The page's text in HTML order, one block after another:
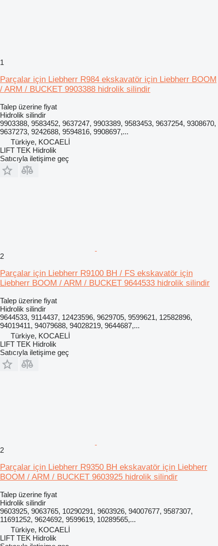
1
Parçalar için Liebherr R984 ekskavatör için Liebherr BOOM
/ ARM / BUCKET 9903388 hidrolik silindir
Talep üzerine fiyat
Hidrolik silindir
9903388, 9583452, 9637247, 9903389, 9583453, 9637254, 9308670,
9637273, 9242688, 9594816, 9908697,...
Türkiye, KOCAELİ
LIFT TEK Hidrolik
Satıcıyla iletişime geç
2
Parçalar için Liebherr R9100 BH / FS ekskavatör için
Liebherr BOOM / ARM / BUCKET 9644533 hidrolik silindir
Talep üzerine fiyat
Hidrolik silindir
9644533, 9114437, 12423596, 9629705, 9599621, 12582896,
94019411, 94079688, 94028219, 9644687,...
Türkiye, KOCAELİ
LIFT TEK Hidrolik
Satıcıyla iletişime geç
2
Parçalar için Liebherr R9350 BH ekskavatör için Liebherr
BOOM / ARM / BUCKET 9603925 hidrolik silindir
Talep üzerine fiyat
Hidrolik silindir
9603925, 9063765, 10290291, 9603926, 94007677, 9587307,
11691252, 9624692, 9599619, 10289565,...
Türkiye, KOCAELİ
LIFT TEK Hidrolik